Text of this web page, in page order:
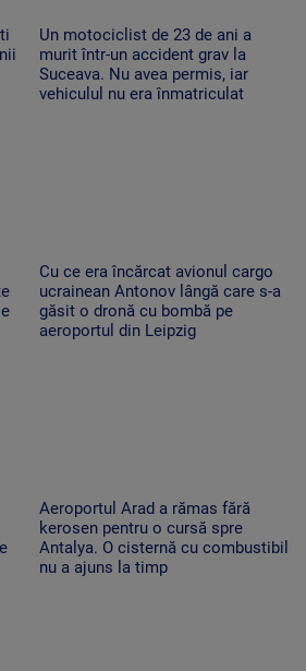
Un motociclist de 23 de ani a
murit într-un accident grav la
Suceava. Nu avea permis, iar
vehiculul nu era înmatriculat
Cu ce era încărcat avionul cargo
ucrainean Antonov lângă care s-a
găsit o dronă cu bombă pe
aeroportul din Leipzig
Aeroportul Arad a rămas fără
kerosen pentru o cursă spre
Antalya. O cisternă cu combustibil
nu a ajuns la timp